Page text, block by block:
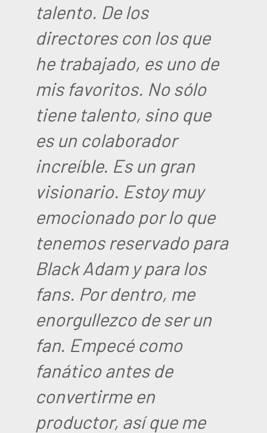
talento. De los
directores con los que
he trabajado, es uno de
mis favoritos. No sólo
tiene talento, sino que
es un colaborador
increíble. Es un gran
visionario. Estoy muy
emocionado por lo que
tenemos reservado para
Black Adam y para los
fans. Por dentro, me
enorgullezco de ser un
fan. Empecé como
fanático antes de
convertirme en
productor, así que me